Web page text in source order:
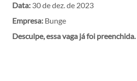
Data: 30 de dez. de 2023
Empresa: Bunge
Desculpe, essa vaga já foi preenchida.